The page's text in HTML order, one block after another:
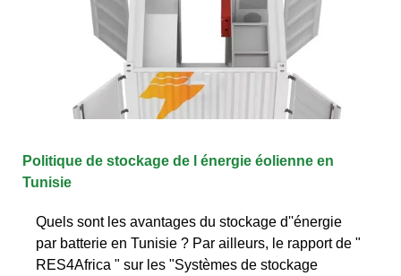
Politique de stockage de l énergie éolienne en
Tunisie
Quels sont les avantages du stockage d''énergie
par batterie en Tunisie ? Par ailleurs, le rapport de "
RES4Africa " sur les "Systèmes de stockage